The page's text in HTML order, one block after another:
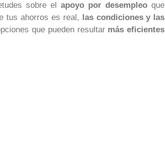
sobre elapoyo por desempleo que
tus ahorros es real, las condiciones y las
que pueden resultar más eficientes